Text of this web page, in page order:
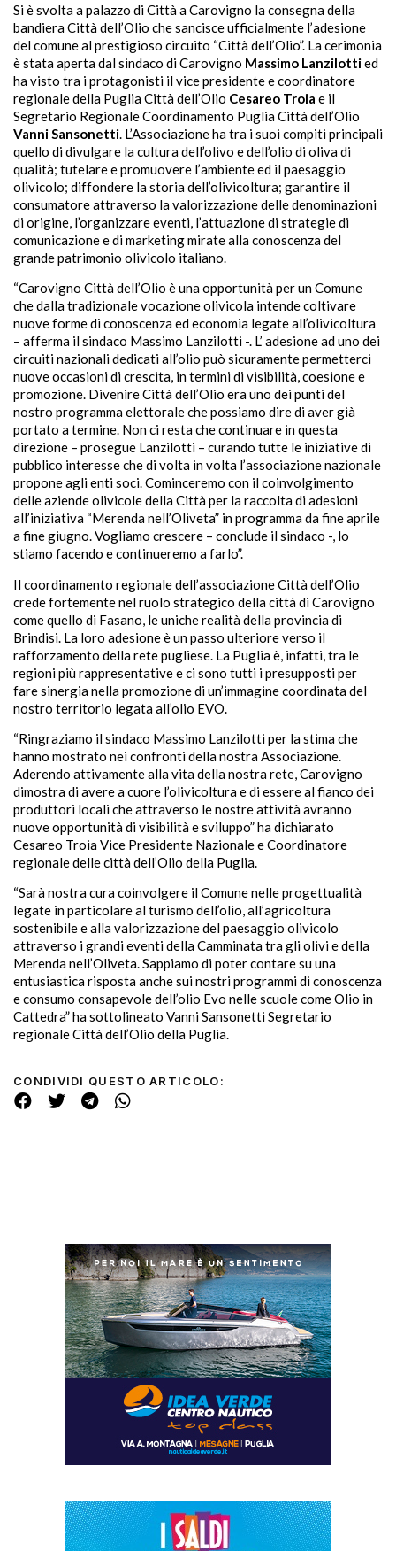
Si è svolta a palazzo di Città a Carovigno la consegna della
bandiera Città dell’Olio che sancisce ufficialmente l’adesione
del comune al prestigioso circuito “Città dell’Olio”. La cerimonia
è stata aperta dal sindaco di Carovigno Massimo Lanzilottied
ha visto tra i protagonisti il vice presidente e coordinatore
regionale della Puglia Città dell’Olio Cesareo Troia e il
Segretario Regionale Coordinamento Puglia Città dell’Olio
Vanni Sansonetti. L’Associazione ha tra i suoi compiti principali
quello di divulgare la cultura dell’olivo e dell’olio di oliva di
qualità; tutelare e promuovere l’ambiente ed il paesaggio
olivicolo; diffondere la storia dell’olivicoltura; garantire il
consumatore attraverso la valorizzazione delle denominazioni
di origine, l’organizzare eventi, l’attuazione di strategie di
comunicazione e di marketing mirate alla conoscenza del
grande patrimonio olivicolo italiano.
“Carovigno Città dell’Olio è una opportunità per un Comune
che dalla tradizionale vocazione olivicola intende coltivare
nuove forme di conoscenza ed economia legate all’olivicoltura
– afferma il sindaco Massimo Lanzilotti -. L’ adesione ad uno dei
circuiti nazionali dedicati all’olio può sicuramente permetterci
nuove occasioni di crescita, in termini di visibilità, coesione e
promozione. Divenire Città dell’Olio era uno dei punti del
nostro programma elettorale che possiamo dire di aver già
portato a termine. Non ci resta che continuare in questa
direzione – prosegue Lanzilotti – curando tutte le iniziative di
pubblico interesse che di volta in volta l’associazione nazionale
propone agli enti soci. Cominceremo con il coinvolgimento
delle aziende olivicole della Città per la raccolta di adesioni
all’iniziativa “Merenda nell’Oliveta” in programma da fine aprile
a fine giugno. Vogliamo crescere – conclude il sindaco -, lo
stiamo facendo e continueremo a farlo”.
Il coordinamento regionale dell’associazione Città dell’Olio
crede fortemente nel ruolo strategico della città di Carovigno
come quello di Fasano, le uniche realità della provincia di
Brindisi. La loro adesione è un passo ulteriore verso il
rafforzamento della rete pugliese. La Puglia è, infatti, tra le
regioni più rappresentative e ci sono tutti i presupposti per
fare sinergia nella promozione di un’immagine coordinata del
nostro territorio legata all’olio EVO.
“Ringraziamo il sindaco Massimo Lanzilotti per la stima che
hanno mostrato nei confronti della nostra Associazione.
Aderendo attivamente alla vita della nostra rete, Carovigno
dimostra di avere a cuore l’olivicoltura e di essere al fianco dei
produttori locali che attraverso le nostre attività avranno
nuove opportunità di visibilità e sviluppo” ha dichiarato
Cesareo Troia Vice Presidente Nazionale e Coordinatore
regionale delle città dell’Olio della Puglia.
“Sarà nostra cura coinvolgere il Comune nelle progettualità
legate in particolare al turismo dell’olio, all’agricoltura
sostenibile e alla valorizzazione del paesaggio olivicolo
attraverso i grandi eventi della Camminata tra gli olivi e della
Merenda nell’Oliveta. Sappiamo di poter contare su una
entusiastica risposta anche sui nostri programmi di conoscenza
e consumo consapevole dell’olio Evo nelle scuole come Olio in
Cattedra” ha sottolineato Vanni Sansonetti Segretario
regionale Città dell’Olio della Puglia.
CONDIVIDI QUESTO ARTICOLO: